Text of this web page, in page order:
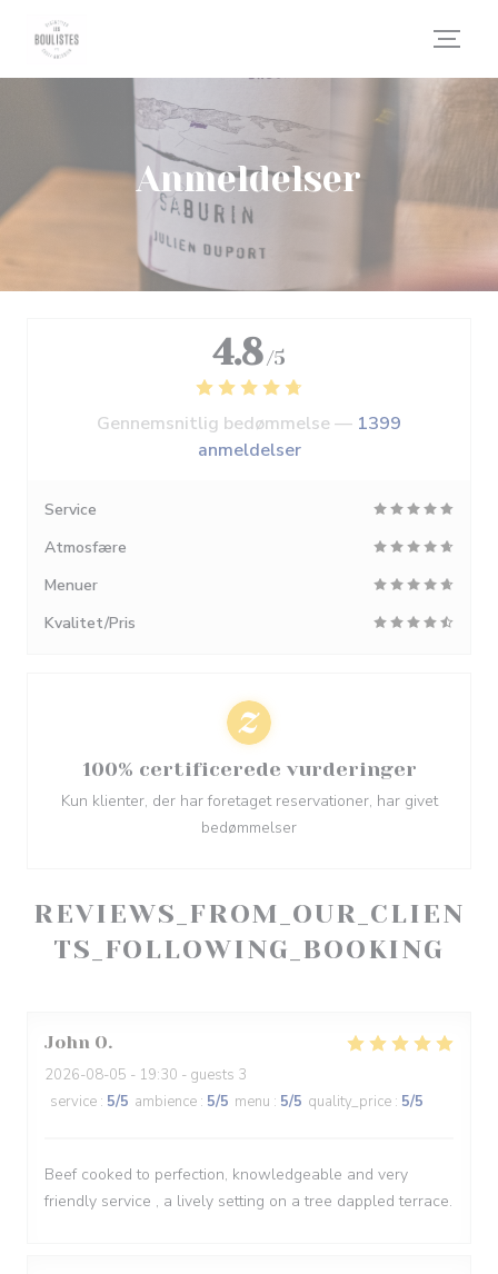
Anmeldelser
REVIEWS_FROM_OUR_CLIEN
TS_FOLLOWING_BOOKING
John O
2026-08-05 - 19:30 - guests 3
service : 5/5 ambience : 5/5 menu : 5/5 quality_price : 5/5
Beef cooked to perfection, knowledgeable and very
friendly service , a lively setting on a tree dappled terrace.
4.8 /5
Gennemsnitlig bedømmelse — 1399
anmeldelser
Service
Atmosfære
Menuer
Kvalitet/Pris
100% certificerede vurderinger
Kun klienter, der har foretaget reservationer, har givet
bedømmelser